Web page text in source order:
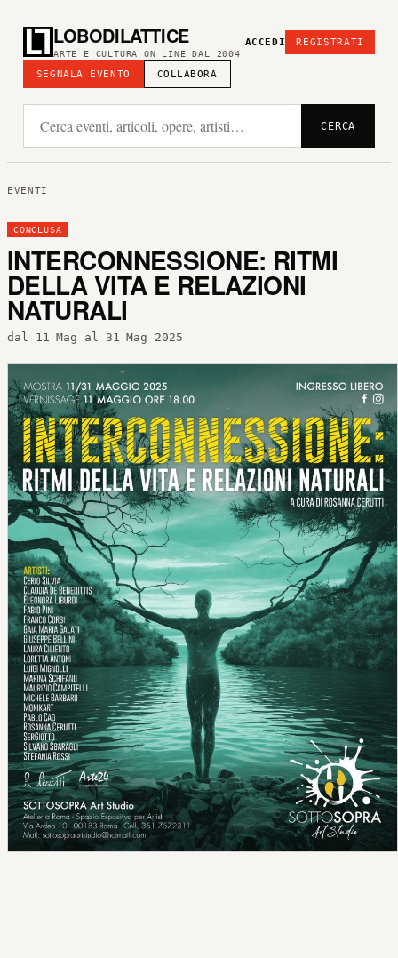
LOBODILATTICE
ARTE E CULTURA ON LINE DAL 2004
SEGNALA EVENTO COLLABORA
ACCEDI REGISTRATI
CERCA
EVENTI
CONCLUSA
INTERCONNESSIONE: RITMI
DELLA VITA E RELAZIONI
NATURALI
dal 11 Mag al 31 Mag 2025